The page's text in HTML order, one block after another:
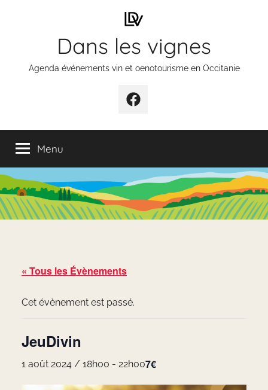
Dans les vignes
Agenda événements vin et oenotourisme en Occitanie
Élément
menu
Menu
« Tous les Évènements
Cet évènement est passé.
JeuDivin
1 août 2024 / 18h00 - 22h007€